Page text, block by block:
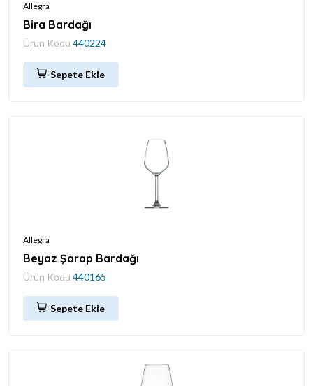
Allegra
Bira Bardağı
Ürün Kodu 440224
Sepete Ekle
Allegra
Beyaz Şarap Bardağı
Ürün Kodu 440165
Sepete Ekle